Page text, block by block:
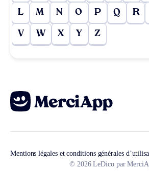
L M N O P Q R
V W X Y Z
Mentions légales et conditions générales
© 2026 LeDico par